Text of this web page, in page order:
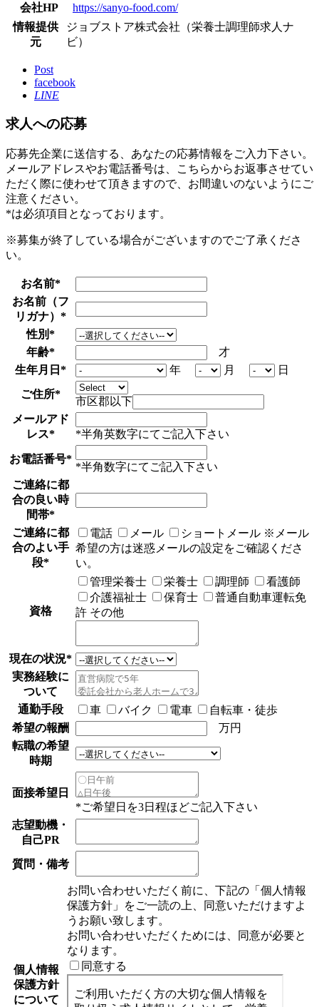
会社HP
https://sanyo-food.com/
情報提供
元
ジョブストア株式会社（栄養士調理師求人ナ
ビ）
Post
facebook
LINE
求人への応募
応募先企業に送信する、あなたの応募情報をご入力下さい。
メールアドレスやお電話番号は、こちらからお返事させてい
ただく際に使わせて頂きますので、お間違いのないようにご
注意ください。
*は必須項目となっております。
※募集が終了している場合がございますのでご了承くださ
い。
お名前*
お名前（フ
リガナ） *
性別*
年齢*
才
生年月日 * 年 月
日
ご住所*
市区郡以下
メールアド
レス* *半角英数字にてご記入下さい
お電話番号*
*半角数字にてご記入下さい
ご連絡に都
合の良い時
間帯*
ご連絡に都
合のよい手
段*
電話 メール ショートメール ※メール
希望の方は迷惑メールの設定をご確認くださ
い。
資格
管理栄養士 栄養士 調理師
看護師
介護福祉士
保育士
普通自動車運転免
許 その他
現在の状況*
実務経験に
ついて
通勤手段
車 バイク 電車
自転車・徒歩
希望の報酬
万円
転職の希望
時期
面接希望日
*ご希望日を3日程ほどご記入下さい
志望動機・
自己PR
質問・備考
個人情報
保護方針
について
お問い合わせいただく前に、下記の「個人情報
保護方針」をご一読の上、同意いただけますよ
うお願い致します。
お問い合わせいただくためには、同意が必要と
なります。
同意する